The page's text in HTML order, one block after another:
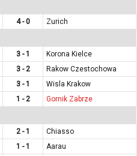
4 - 0
Zurich
3 - 1
Korona Kielce
3 - 2
Rakow Czestochowa
3 - 1
Wisla Krakow
1 - 2
Gornik Zabrze
2 - 1
Chiasso
1 - 1
Aarau